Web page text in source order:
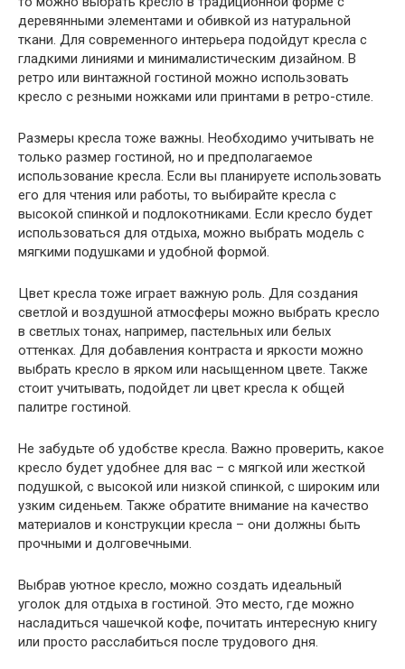
деревянными элементами и обивкой из натуральной
ткани. Для современного интерьера подойдут кресла с
гладкими линиями и минималистическим дизайном. В
ретро или винтажной гостиной можно использовать
кресло с резными ножками или принтами в ретро-стиле.
Размеры кресла тоже важны. Необходимо учитывать не
только размер гостиной, но и предполагаемое
использование кресла. Если вы планируете использовать
его для чтения или работы, то выбирайте кресла с
высокой спинкой и подлокотниками. Если кресло будет
использоваться для отдыха, можно выбрать модель с
мягкими подушками и удобной формой.
Цвет кресла тоже играет важную роль. Для создания
светлой и воздушной атмосферы можно выбрать кресло
в светлых тонах, например, пастельных или белых
оттенках. Для добавления контраста и яркости можно
выбрать кресло в ярком или насыщенном цвете. Также
стоит учитывать, подойдет ли цвет кресла к общей
палитре гостиной.
Не забудьте об удобстве кресла. Важно проверить, какое
кресло будет удобнее для вас – с мягкой или жесткой
подушкой, с высокой или низкой спинкой, с широким или
узким сиденьем. Также обратите внимание на качество
материалов и конструкции кресла – они должны быть
прочными и долговечными.
Выбрав уютное кресло, можно создать идеальный
уголок для отдыха в гостиной. Это место, где можно
насладиться чашечкой кофе, почитать интересную книгу
или просто расслабиться после трудового дня.